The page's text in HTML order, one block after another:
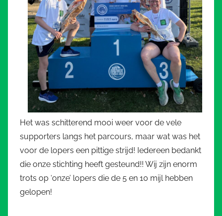
Het was schitterend mooi weer voor de vele
supporters langs het parcours, maar wat was het
voor de lopers een pittige strijd! Iedereen bedankt
die onze stichting heeft gesteund!! Wij zijn enorm
trots op ‘onze’ lopers die de 5 en 10 mijl hebben
gelopen!